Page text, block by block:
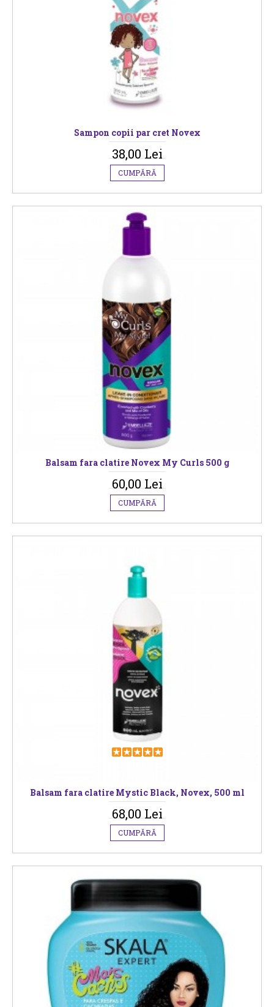
Sampon copii par cret Novex
38,00 Lei
CUMPĂRĂ
Balsam fara clatire Novex My Curls 500 g
60,00 Lei
CUMPĂRĂ
Balsam fara clatire Mystic Black, Novex, 500 ml
68,00 Lei
CUMPĂRĂ